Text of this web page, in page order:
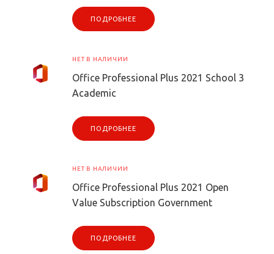
ПОДРОБНЕЕ
НЕТ В НАЛИЧИИ
Office Professional Plus 2021 School 3
Academic
ПОДРОБНЕЕ
НЕТ В НАЛИЧИИ
Office Professional Plus 2021 Open
Value Subscription Government
ПОДРОБНЕЕ